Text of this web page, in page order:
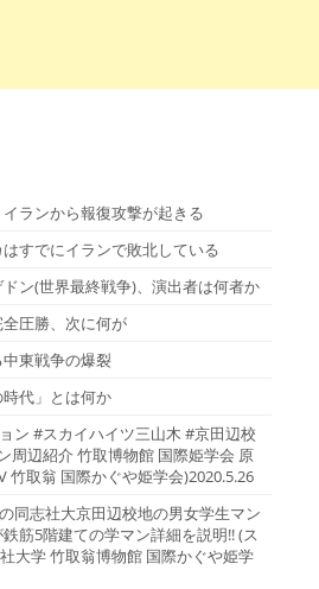
ランから報復攻撃が起きる
すでにイランで敗北している
ン(世界最終戦争)、演出者は何者か
圧勝、次に何が
東戦争の爆裂
代」とは何か
ン #スカイハイツ三山木 #京田辺校
周辺紹介 竹取博物館 国際姫学会 原
竹取翁 国際かぐや姫学会)2020.5.26
同志社大京田辺校地の男女学生マン
筋5階建ての学マン詳細を説明!! (ス
大学 竹取翁博物館 国際かぐや姫学